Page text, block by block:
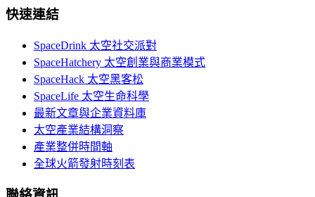
快速連結
SpaceDrink 太空社交派對
SpaceHatchery 太空創業與商業模式
SpaceHack 太空黑客松
SpaceLife 太空生命科學
最新文章與企業資料庫
太空產業結構洞察
產業整併時間軸
全球火箭發射時刻表